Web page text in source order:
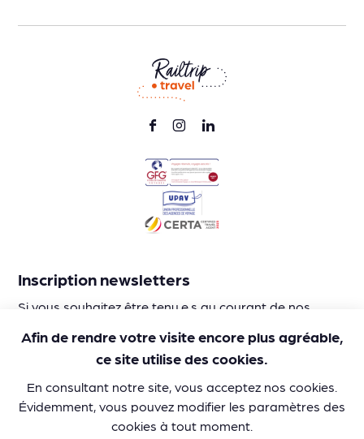
Inscription newsletters
Si vous souhaitez être tenu.e.s au courant de nos
votre adresse mail :
Afin de rendre votre visite encore plus agréable,
ce site utilise des cookies.
En consultant notre site, vous acceptez nos cookies.
Évidemment, vous pouvez modifier les paramètres des
cookies à tout moment.